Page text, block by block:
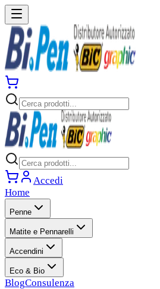
Accedi
Home
Penne
Matite e Pennarelli
Accendini
Eco & Bio
BlogConsulenza